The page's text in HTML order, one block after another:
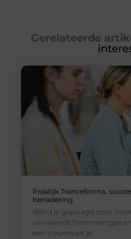
Gerelateerde
Praktijk Tranceforma,
benadering
Word je geplaagd door
vervelende herinneringen
een trauma uit je